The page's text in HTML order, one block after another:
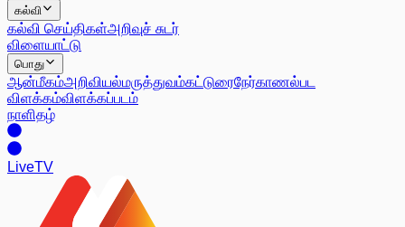
கல்வி
கல்வி செய்திகள்அறிவுச் சுடர்
விளையாட்டு
பொது
ஆன்மீகம்அறிவியல்மருத்துவம்கட்டுரைநேர்காணல்பட
விளக்கம்விளக்கப்படம்
நாளிதழ்
LiveTV